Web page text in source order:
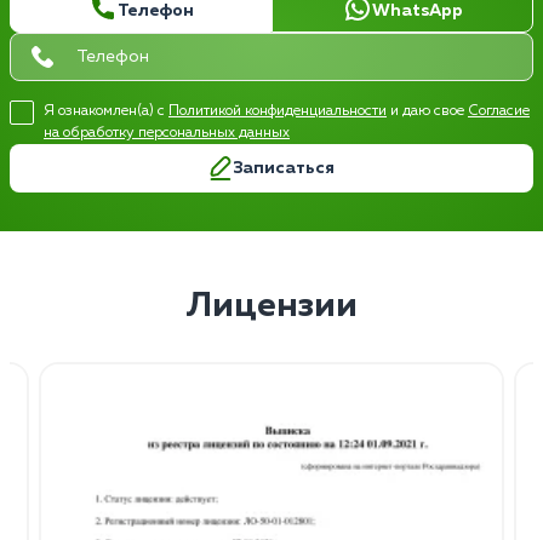
Телефон WhatsApp
Я ознакомлен(а) с Политикой конфиденциальности и даю свое Согласие
на обработку персональных данных
Записаться
Лицензии